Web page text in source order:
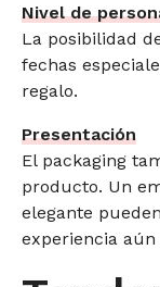
Nivel de
La posibilidad
fechas
regalo.
Presentación
El packaging
producto. Un
elegante
experiencia